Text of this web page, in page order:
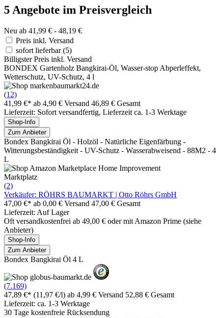
5 Angebote im Preisvergleich
Neu ab 41,99 € - 48,19 €
Preis inkl. Versand
sofort lieferbar(5)
Billigster Preis inkl. Versand
BONDEX Gartenholz Bangkirai-Öl, Wasser-stop Abperleffekt,
Wetterschutz, UV-Schutz, 4 l
(12)
41,99 €* ab 4,90 € Versand 46,89 € Gesamt
Lieferzeit: Sofort versandfertig, Lieferzeit ca. 1-3 Werktage
Shop-Info
Zum Anbieter
Bondex Bangkirai Öl - Holzöl - Natürliche Eigenfärbung -
Witterungsbeständigkeit - UV-Schutz - Wasserabweisend - 88M2 - 4
L
Marktplatz
(2)
Verkäufer: RÖHRS BAUMARKT | Otto Röhrs GmbH
47,00 €* ab 0,00 € Versand 47,00 € Gesamt
Lieferzeit: Auf Lager
Oft versandkostenfrei ab 49,00 € oder mit Amazon Prime (siehe
Anbieter)
Shop-Info
Zum Anbieter
Bondex Bangkirai Öl 4 L
(7.169)
47,89 €* (11,97 €/l) ab 4,99 € Versand 52,88 € Gesamt
Lieferzeit: ca. 1-3 Werktage
30 Tage kostenfreie Rücksendung